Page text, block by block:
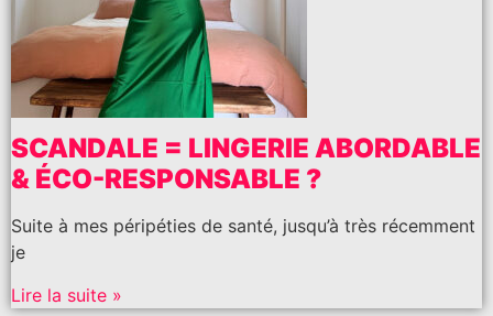
SCANDALE = LINGERIE ABORDABLE
& ÉCO-RESPONSABLE ?
Suite à mes péripéties de santé, jusqu’à très récemment
je
Lire la suite »